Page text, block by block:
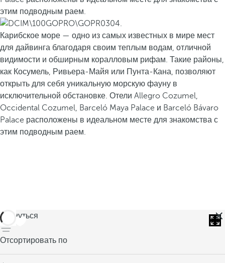
этим подводным раем.
Карибское море — одно из самых известных в мире мест
для дайвинга благодаря своим теплым водам, отличной
видимости и обширным коралловым рифам. Такие районы,
как Косумель, Ривьера-Майя или Пунта-Кана, позволяют
открыть для себя уникальную морскую фауну в
исключительной обстановке. Отели Allegro Cozumel,
Occidental Cozumel, Barceló Maya Palace и Barceló Bávaro
Palace расположены в идеальном месте для знакомства с
этим подводным раем.
вернуться
Отсортировать по